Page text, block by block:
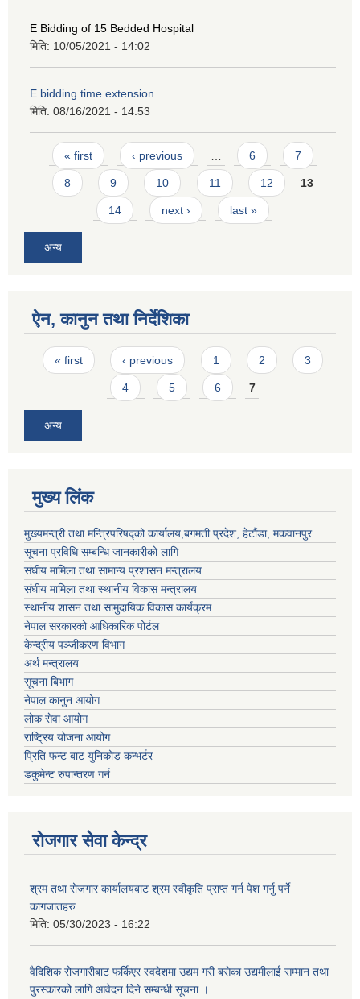
E Bidding of 15 Bedded Hospital
मिति: 10/05/2021 - 14:02
E bidding time extension
मिति: 08/16/2021 - 14:53
Pages
« first ‹ previous 6 7
8 9 10 11 12 13
14 next › last »
अन्य
ऐन, कानुन तथा निर्देशिका
Pages
« first ‹ previous 1 2 3
4 5 6 7
अन्य
मुख्य लिंक
मुख्यमन्त्री तथा मन्त्रिपरिषद्को कार्यालय,बगमती प्रदेश, हेटौंडा, मकवानपुर
सूचना प्रविधि सम्बन्धि जानकारीको लागि
संघीय मामिला तथा सामान्य प्रशासन मन्त्रालय
संघीय मामिला तथा स्थानीय विकास मन्त्रालय
स्थानीय शासन तथा सामुदायिक विकास कार्यक्रम
नेपाल सरकारको आधिकारिक पोर्टल
केन्द्रीय पञ्जीकरण विभाग
अर्थ मन्त्रालय
सूचना बिभाग
नेपाल कानुन आयोग
लोक सेवा आयोग
राष्ट्रिय योजना आयोग
प्रिति फन्ट बाट युनिकोड कन्भर्टर
डकुमेन्ट रुपान्तरण गर्न
रोजगार सेवा केन्द्र
श्रम तथा रोजगार कार्यालयबाट श्रम स्वीकृति प्राप्त गर्न पेश गर्नु पर्ने
कागजातहरु
मिति: 05/30/2023 - 16:22
वैदिशिक रोजगारीबाट फर्किएर स्वदेशमा उद्यम गरी बसेका उद्यमीलाई सम्मान तथा
पुरस्कारको लागि आवेदन दिने सम्बन्धी सूचना ।